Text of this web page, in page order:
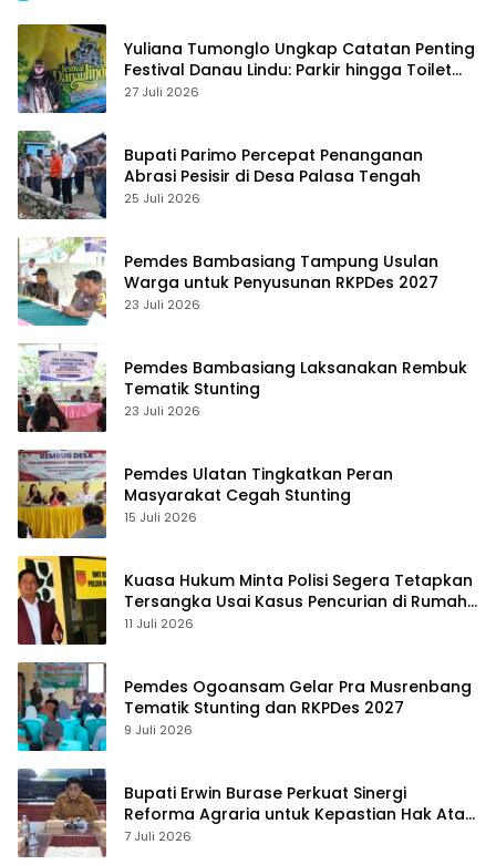
Yuliana Tumonglo Ungkap Catatan Penting
Festival Danau Lindu: Parkir hingga Toilet
Harus Jadi Prioritas
27 Juli 2026
Bupati Parimo Percepat Penanganan
Abrasi Pesisir di Desa Palasa Tengah
25 Juli 2026
Pemdes Bambasiang Tampung Usulan
Warga untuk Penyusunan RKPDes 2027
23 Juli 2026
Pemdes Bambasiang Laksanakan Rembuk
Tematik Stunting
23 Juli 2026
Pemdes Ulatan Tingkatkan Peran
Masyarakat Cegah Stunting
15 Juli 2026
Kuasa Hukum Minta Polisi Segera Tetapkan
Tersangka Usai Kasus Pencurian di Rumah
Anggota Dewan Bantul di Sigi Naik
11 Juli 2026
Pemdes Ogoansam Gelar Pra Musrenbang
Tematik Stunting dan RKPDes 2027
9 Juli 2026
Bupati Erwin Burase Perkuat Sinergi
Reforma Agraria untuk Kepastian Hak Atas
Tanah bagi Masyarakat
7 Juli 2026